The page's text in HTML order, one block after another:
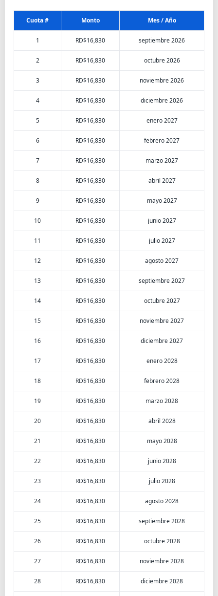
Cuota # Monto Mes / Año
1 RD$16,830 septiembre 2026
2 RD$16,830 octubre 2026
3 RD$16,830 noviembre 2026
4 RD$16,830 diciembre 2026
5 RD$16,830 enero 2027
6 RD$16,830 febrero 2027
7 RD$16,830 marzo 2027
8 RD$16,830 abril 2027
9 RD$16,830 mayo 2027
10 RD$16,830 junio 2027
11 RD$16,830 julio 2027
12 RD$16,830 agosto 2027
13 RD$16,830 septiembre 2027
14 RD$16,830 octubre 2027
15 RD$16,830 noviembre 2027
16 RD$16,830 diciembre 2027
17 RD$16,830 enero 2028
18 RD$16,830 febrero 2028
19 RD$16,830 marzo 2028
20 RD$16,830 abril 2028
21 RD$16,830 mayo 2028
22 RD$16,830 junio 2028
23 RD$16,830 julio 2028
24 RD$16,830 agosto 2028
25 RD$16,830 septiembre 2028
26 RD$16,830 octubre 2028
27 RD$16,830 noviembre 2028
28 RD$16,830 diciembre 2028